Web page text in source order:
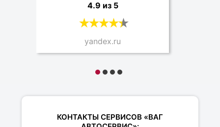
4.9 из 5
yandex.ru
КОНТАКТЫ СЕРВИСОВ «ВАГ